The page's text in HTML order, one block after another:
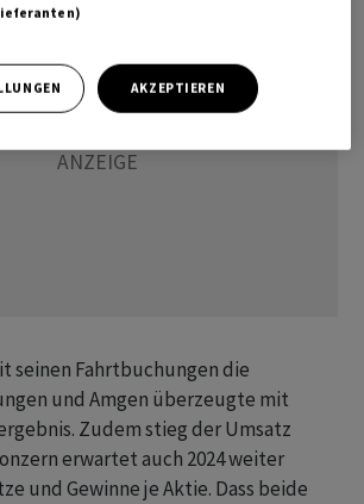
seinen Fahrtbuchungen die
und Amgen überzeugte mit
Zudem stieg der Umsatz
erwartet auch 2024 weiter
und Gewinne je Aktie. Dass beide
AKZEPTIEREN